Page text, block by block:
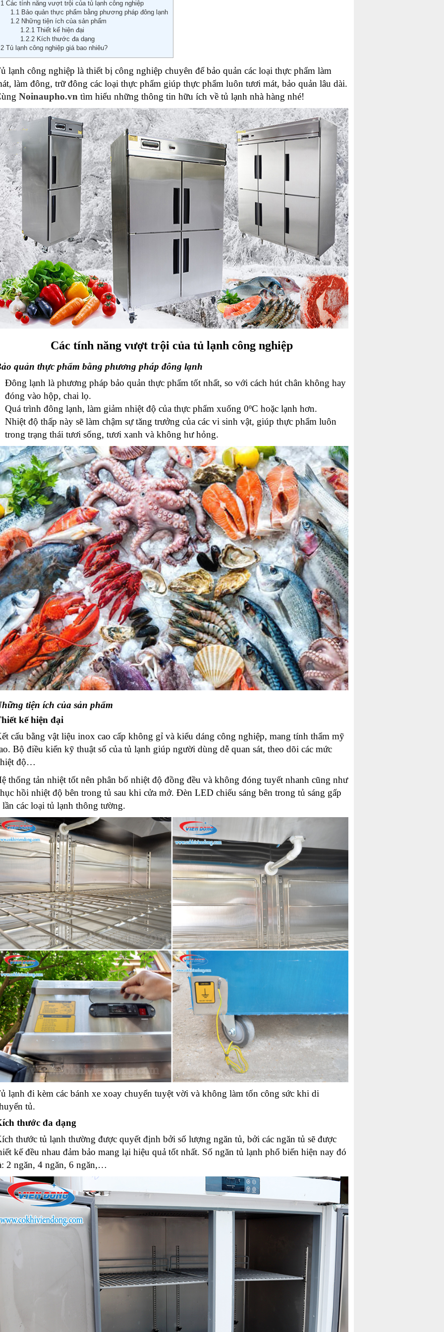
1 Các tính năng vượt trội của tủ lạnh công nghiệp
1.1Bảo quản thực phẩm bằng phương pháp đông lạnh
1.2Những tiện ích của sản phẩm
1.2.1Thiết kế hiện đại
1.2.2Kích thước đa dạng
2 Tủ lạnh công nghiệp giá bao nhiêu?
lạnh công nghiệp là thiết bị công nghiệp chuyên để bảo quản các loại thực phẩm làm
làm đông, trữ đông các loại thực phẩm giúp thực phẩm luôn tươi mát, bảo quản lâu dài.
Noinaupho.vn tìm hiểu những thông tin hữu ích về tủ lạnh nhà hàng nhé!
Các tính năng vượt trội của tủ lạnh công nghiệp
quản thực phẩm bằng phương pháp đông lạnh
Đông lạnh là phương pháp bảo quản thực phẩm tốt nhất, so với cách hút chân không hay
đóng vào hộp, chai lọ.
Quá trình đông lạnh, làm giảm nhiệt độ của thực phẩm xuống 0ºC hoặc lạnh hơn.
Nhiệt độ thấp này sẽ làm chậm sự tăng trưởng của các vi sinh vật, giúp thực phẩm luôn
trong trạng thái tươi sống, tươi xanh và không hư hỏng.
tiện ích của sản phẩm
kế hiện đại
cấu bằng vật liệu inox cao cấp không gỉ và kiểu dáng công nghiệp, mang tính thẩm mỹ
Bộ điều kiển kỹ thuật số của tủ lạnh giúp người dùng dễ quan sát, theo dõi các mức
độ…
thống tản nhiệt tốt nên phân bố nhiệt độ đồng đều và không đóng tuyết nhanh cũng như
hồi nhiệt độ bên trong tủ sau khi cửa mở. Đèn LED chiếu sáng bên trong tủ sáng gấp
lần các loại tủ lạnh thông tường.
lạnh đi kèm các bánh xe xoay chuyển tuyệt vời và không làm tốn công sức khi di
tủ.
thước đa dạng
thước tủ lạnh thường được quyết định bởi số lượng ngăn tủ, bởi các ngăn tủ sẽ được
kế đều nhau đảm bảo mang lại hiệu quả tốt nhất. Số ngăn tủ lạnh phổ biến hiện nay đó
2 ngăn, 4 ngăn, 6 ngăn,…